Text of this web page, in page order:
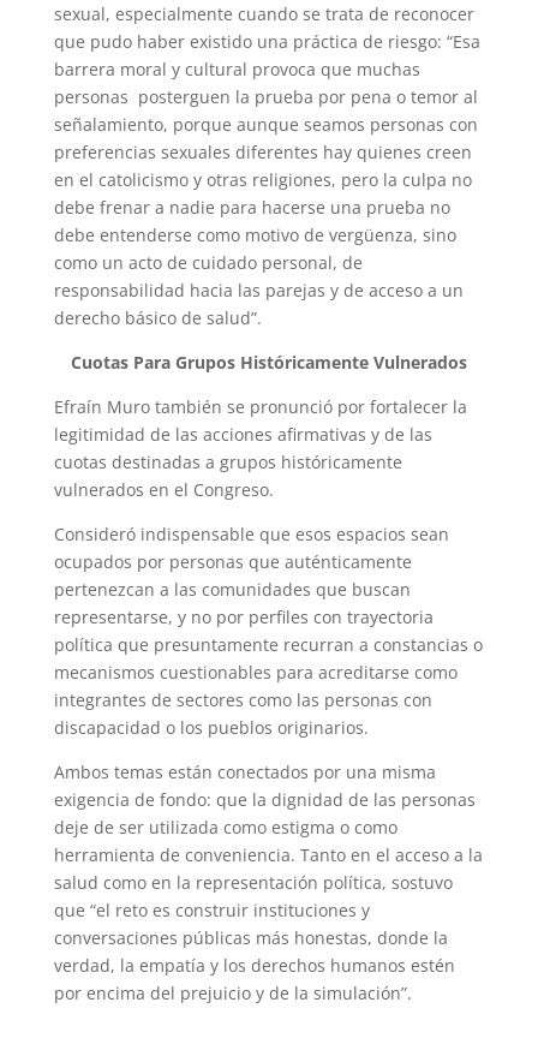
sexual, especialmente cuando se trata de reconocer
que pudo haber existido una práctica de riesgo: “Esa
barrera moral y cultural provoca que muchas
personas posterguen la prueba por pena o temor al
señalamiento, porque aunque seamos personas con
preferencias sexuales diferentes hay quienes creen
en el catolicismo y otras religiones, pero la culpa no
debe frenar a nadie para hacerse una prueba no
debe entenderse como motivo de vergüenza, sino
como un acto de cuidado personal, de
responsabilidad hacia las parejas y de acceso a un
derecho básico de salud”.
Cuotas Para Grupos Históricamente Vulnerados
Efraín Muro también se pronunció por fortalecer la
legitimidad de las acciones afirmativas y de las
cuotas destinadas a grupos históricamente
vulnerados en el Congreso.
Consideró indispensable que esos espacios sean
ocupados por personas que auténticamente
pertenezcan a las comunidades que buscan
representarse, y no por perfiles con trayectoria
política que presuntamente recurran a constancias o
mecanismos cuestionables para acreditarse como
integrantes de sectores como las personas con
discapacidad o los pueblos originarios.
Ambos temas están conectados por una misma
exigencia de fondo: que la dignidad de las personas
deje de ser utilizada como estigma o como
herramienta de conveniencia. Tanto en el acceso a la
salud como en la representación política, sostuvo
que “el reto es construir instituciones y
conversaciones públicas más honestas, donde la
verdad, la empatía y los derechos humanos estén
por encima del prejuicio y de la simulación”.